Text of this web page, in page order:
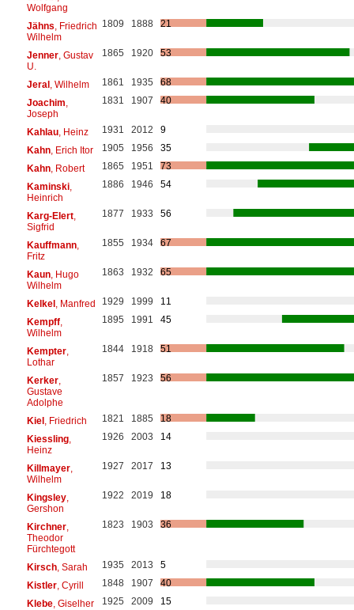
Wolfgang
Jähns, Friedrich
Wilhelm
1809 1888 21
Jenner, Gustav
U.
1865 1920 53
Jeral , Wilhelm 1861 1935
68
Joachim,
Joseph
1831 1907 40
Kahlau, Heinz 1931 2012
9
Kahn, Erich Itor 1905 1956
35
Kahn, Robert 1865 1951
73
Kaminski,
Heinrich
1886 1946 54
Karg-Elert,
Sigfrid
1877 1933 56
Kauffmann,
Fritz
1855 1934 67
Kaun, Hugo
Wilhelm
1863 1932 65
Kelkel , Manfred 1929 1999
11
Kempff,
Wilhelm
1895 1991 45
Kempter,
Lothar
1844 1918 51
Kerker,
Gustave
Adolphe
1857 1923 56
Kiel , Friedrich 1821 1885
18
Kiessling,
Heinz
1926 2003 14
Killmayer,
Wilhelm
1927 2017 13
Kingsley,
Gershon
1922 2019 18
Kirchner,
Theodor
Fürchtegott
1823 1903 36
Kirsch, Sarah 1935 2013
5
Kistler, Cyrill 1848 1907
40
Klebe, Giselher 1925 2009
15